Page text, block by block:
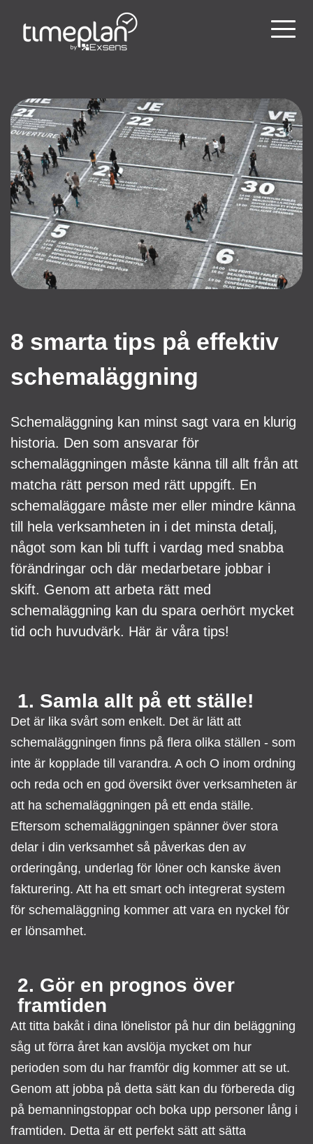
8 smarta tips på effektiv
schemaläggning
Schemaläggning kan minst sagt vara en klurig
historia. Den som ansvarar för
schemaläggningen måste känna till allt från att
matcha rätt person med rätt uppgift. En
schemaläggare måste mer eller mindre känna
till hela verksamheten in i det minsta detalj,
något som kan bli tufft i vardag med snabba
förändringar och där medarbetare jobbar i
skift. Genom att arbeta rätt med
schemaläggning kan du spara oerhört mycket
tid och huvudvärk. Här är våra tips!
1. Samla allt på ett ställe!
Det är lika svårt som enkelt. Det är lätt att
schemaläggningen finns på flera olika ställen - som
inte är kopplade till varandra. A och O inom ordning
och reda och en god översikt över verksamheten är
att ha schemaläggningen på ett enda ställe.
Eftersom schemaläggningen spänner över stora
delar i din verksamhet så påverkas den av
orderingång, underlag för löner och kanske även
fakturering. Att ha ett smart och integrerat system
för schemaläggning kommer att vara en nyckel för
er lönsamhet.
2. Gör en prognos över
framtiden
Att titta bakåt i dina lönelistor på hur din beläggning
såg ut förra året kan avslöja mycket om hur
perioden som du har framför dig kommer att se ut.
Genom att jobba på detta sätt kan du förbereda dig
på bemanningstoppar och boka upp personer lång i
framtiden. Detta är ett perfekt sätt att sätta